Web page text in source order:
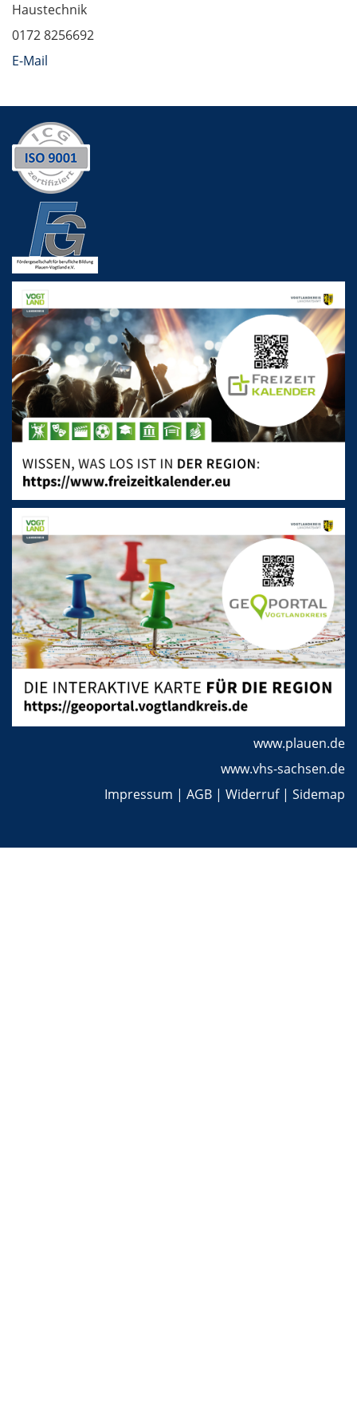
Haustechnik
0172 8256692
E-Mail
www.plauen.de
www.vhs-sachsen.de
Impressum | AGB | Widerruf| Sidemap